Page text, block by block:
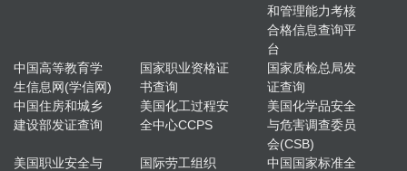
和管理能力考核
合格信息查询平
台
中国高等教育学
生信息网(学信网)
国家职业资格证
书查询
国家质检总局发
证查询
中国住房和城乡
建设部发证查询
美国化工过程安
全中心CCPS
美国化学品安全
与危害调查委员
会(CSB)
美国职业安全与
国际劳工组织 中国国家标准全